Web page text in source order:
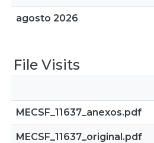
agosto 2026
File Visits
MECSF_11637_anexos.pdf
MECSF_11637_original.pdf